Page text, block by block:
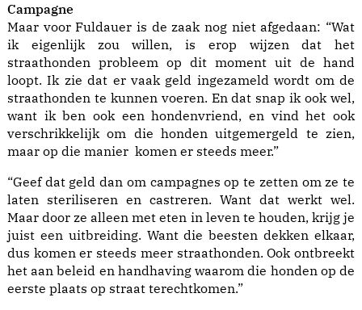
Campagne
Maar voor Fuldauer is de zaak nog niet afgedaan: “Wat
ik eigenlijk zou willen, is erop wijzen dat het
straathonden probleem op dit moment uit de hand
loopt. Ik zie dat er vaak geld ingezameld wordt om de
straathonden te kunnen voeren. En dat snap ik ook wel,
want ik ben ook een hondenvriend, en vind het ook
verschrikkelijk om die honden uitgemergeld te zien,
maar op die manier komen er steeds meer.”
“Geef dat geld dan om campagnes op te zetten om ze te
laten steriliseren en castreren. Want dat werkt wel.
Maar door ze alleen met eten in leven te houden, krijg je
juist een uitbreiding. Want die beesten dekken elkaar,
dus komen er steeds meer straathonden. Ook ontbreekt
het aan beleid en handhaving waarom die honden op de
eerste plaats op straat terechtkomen.”